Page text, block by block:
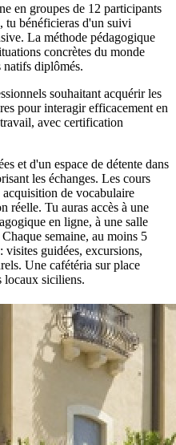
en groupes de 12 participants
tu bénéficieras d'un suivi
La méthode pédagogique
concrètes du monde
natifs diplômés.
souhaitant acquérir les
pour interagir efficacement en
avec certification
et d'un espace de détente dans
les échanges. Les cours
de vocabulaire
réelle. Tu auras accès à une
en ligne, à une salle
semaine, au moins 5
visites guidées, excursions,
Une cafétéria sur place
locaux siciliens.